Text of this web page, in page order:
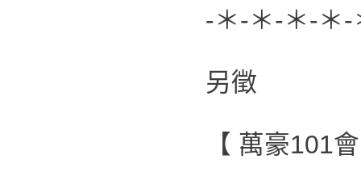
-＊-＊-＊-＊
另徵
【 萬豪101